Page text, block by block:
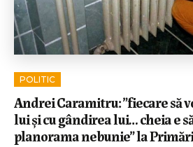
POLITIC
Andrei Caramitru: ”fiecare să
lui și cu gândirea lui… cheia e
planorama nebunie” la